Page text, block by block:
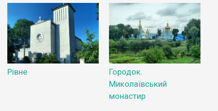
Рівне
Городок.
Миколаївський
монастир